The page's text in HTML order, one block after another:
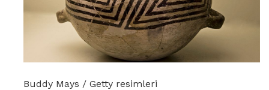
Buddy Mays / Getty resimleri